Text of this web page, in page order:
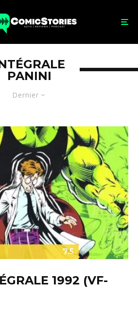
Dernier
PANINI
7.5
1992 (VF-